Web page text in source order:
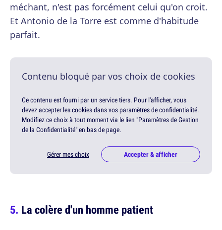
méchant, n'est pas forcément celui qu'on croit.
Et Antonio de la Torre est comme d'habitude
parfait.
Contenu bloqué par vos choix de cookies
Ce contenu est fourni par un service tiers. Pour l'afficher, vous
devez accepter les cookies dans vos paramètres de confidentialité.
Modifiez ce choix à tout moment via le lien "Paramètres de Gestion
de la Confidentialité" en bas de page.
Gérer mes choix Accepter & afficher
La colère d'un homme patient